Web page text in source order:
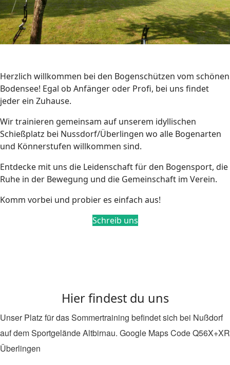
Herzlich willkommen bei den Bogenschützen vom schönen
Bodensee! Egal ob Anfänger oder Profi, bei uns findet
jeder ein Zuhause.
Wir trainieren gemeinsam auf unserem idyllischen
Schießplatz bei Nussdorf/Überlingen wo alle Bogenarten
und Könnerstufen willkommen sind.
Entdecke mit uns die Leidenschaft für den Bogensport, die
Ruhe in der Bewegung und die Gemeinschaft im Verein.
Komm vorbei und probier es einfach aus!
Schreib uns
Hier findest du uns
Unser Platz für das Sommertraining befindet sich bei Nußdorf
auf dem Sportgelände Altbirnau. Google Maps CodeQ56X+XR
Überlingen